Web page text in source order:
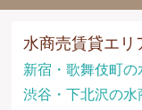
水商売賃貸エリ
新宿・歌舞伎町の
渋谷・下北沢の水